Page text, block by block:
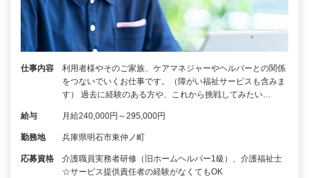
仕事内容
利用者様やそのご家族、ケアマネジャーやヘルパーとの関係
をつないでいくお仕事です。（障がい福祉サービスも含みま
す） 過去に経験のある方や、これから挑戦してみたい…
給与 月給240,000円～295,000円
勤務地 兵庫県明石市東仲ノ町
応募資格
介護職員実務者研修（旧ホームヘルパー1級）、介護福祉士
☆サービス提供責任者の経験がなくてもOK